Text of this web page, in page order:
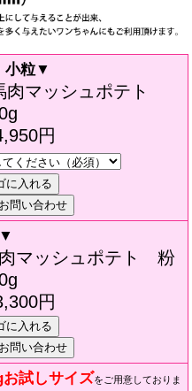
小粒▼
肉マッシュポテト
円
マッシュポテト 粉
円
お試しサイズをご用意しておりま